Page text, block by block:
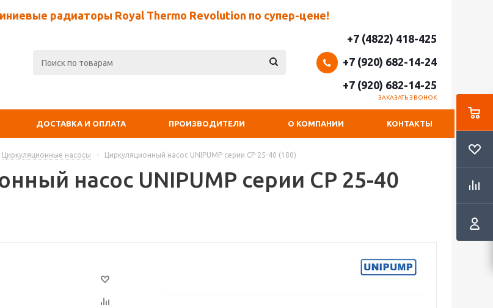
радиаторы Royal Thermo Revolution по супер-цене!
+7 (4822) 418-425
+7 (920) 682-14-24
+7 (920) 682-14-25
ЗАКАЗАТЬ ЗВОНОК
ДОСТАВКА И ОПЛАТА ПРОИЗВОДИТЕЛИ О КОМПАНИИ КОНТАКТЫ
Циркуляционные насосы - Циркуляционный насос UNIPUMP серии CP 25-40 (180)
насос UNIPUMP серии CP 25-40